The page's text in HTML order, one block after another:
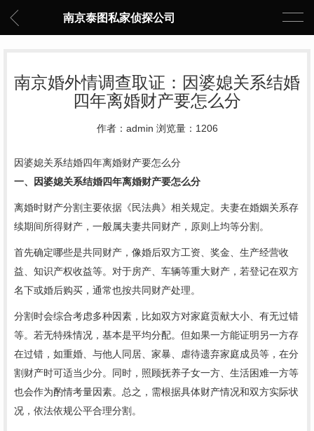
南京泰图私家侦探公司
南京婚外情调查取证：因婆媳关系结婚
四年离婚财产要怎么分
作者：admin 浏览量：1206
因婆媳关系结婚四年离婚财产要怎么分
一、因婆媳关系结婚四年离婚财产要怎么分
离婚时财产分割主要依据《民法典》相关规定。夫妻在婚姻关系存
续期间所得财产，一般属夫妻共同财产，原则上均等分割。
首先确定哪些是共同财产，像婚后双方工资、奖金、生产经营收
益、知识产权收益等。对于房产、车辆等重大财产，若登记在双方
名下或婚后购买，通常也按共同财产处理。
分割时会综合考虑多种因素，比如双方对家庭贡献大小、有无过错
等。若无特殊情况，基本是平均分配。但如果一方能证明另一方存
在过错，如重婚、与他人同居、家暴、虐待遗弃家庭成员等，在分
割财产时可适当少分。同时，照顾抚养子女一方、生活困难一方等
也会作为酌情考量因素。总之，需根据具体财产情况和双方实际状
况，依法依规公平合理分割。